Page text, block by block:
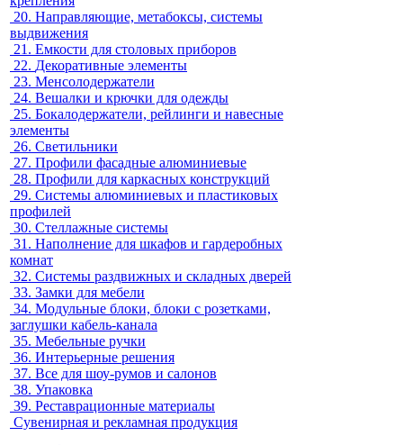
20. Направляющие, метабоксы, системы
выдвижения
21. Емкости для столовых приборов
22. Декоративные элементы
23. Менсолодержатели
24. Вешалки и крючки для одежды
25. Бокалодержатели, рейлинги и навесные
элементы
26. Светильники
27. Профили фасадные алюминиевые
28. Профили для каркасных конструкций
29. Системы алюминиевых и пластиковых
профилей
30. Стеллажные системы
31. Наполнение для шкафов и гардеробных
комнат
32. Системы раздвижных и складных дверей
33. Замки для мебели
34. Модульные блоки, блоки с розетками,
заглушки кабель-канала
35. Мебельные ручки
36. Интерьерные решения
37. Все для шоу-румов и салонов
38. Упаковка
39. Реставрационные материалы
Сувенирная и рекламная продукция